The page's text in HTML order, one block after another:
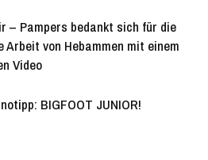
– Pampers bedankt sich für die
Arbeit von Hebammen mit einem
Video
BIGFOOT JUNIOR!